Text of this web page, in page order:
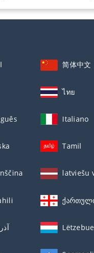
简体中文
ไทย
Italiano
Tamil
latviešu